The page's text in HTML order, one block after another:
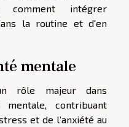
comment intégrer
la routine et d'en
mentale
rôle majeur dans
contribuant
et de l’anxiété au